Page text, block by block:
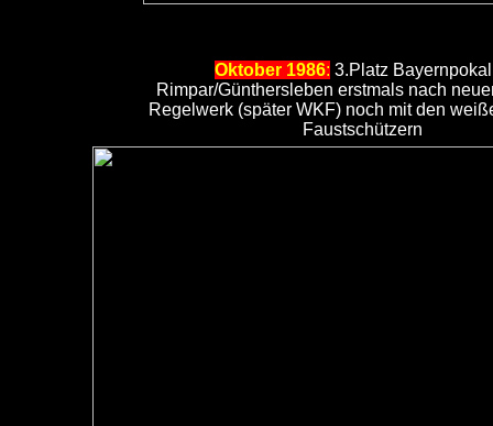
Oktober 1986: 3.Platz
Rimpar/Günthersleben erstmals nach
Regelwerk (später WKF) noch mit den
Faustschützern